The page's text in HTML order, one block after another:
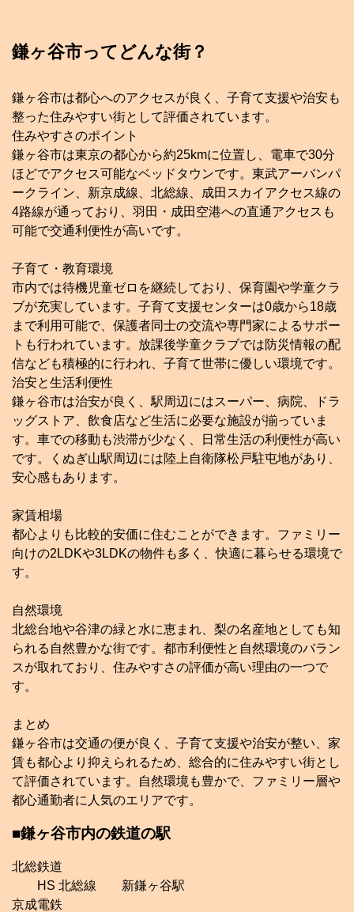
鎌ヶ谷市ってどんな街？
鎌ヶ谷市は都心へのアクセスが良く、子育て支援や治安も
整った住みやすい街として評価されています。
住みやすさのポイント
鎌ヶ谷市は東京の都心から約25kmに位置し、電車で30分
ほどでアクセス可能なベッドタウンです。東武アーバンパ
ークライン、新京成線、北総線、成田スカイアクセス線の
4路線が通っており、羽田・成田空港への直通アクセスも
可能で交通利便性が高いです。
子育て・教育環境
市内では待機児童ゼロを継続しており、保育園や学童クラ
ブが充実しています。子育て支援センターは0歳から18歳
まで利用可能で、保護者同士の交流や専門家によるサポー
トも行われています。放課後学童クラブでは防災情報の配
信なども積極的に行われ、子育て世帯に優しい環境です。
治安と生活利便性
鎌ヶ谷市は治安が良く、駅周辺にはスーパー、病院、ドラ
ッグストア、飲食店など生活に必要な施設が揃っていま
す。車での移動も渋滞が少なく、日常生活の利便性が高い
です。くぬぎ山駅周辺には陸上自衛隊松戸駐屯地があり、
安心感もあります。
家賃相場
都心よりも比較的安価に住むことができます。ファミリー
向けの2LDKや3LDKの物件も多く、快適に暮らせる環境で
す。
自然環境
北総台地や谷津の緑と水に恵まれ、梨の名産地としても知
られる自然豊かな街です。都市利便性と自然環境のバラン
スが取れており、住みやすさの評価が高い理由の一つで
す。
まとめ
鎌ヶ谷市は交通の便が良く、子育て支援や治安が整い、家
賃も都心より抑えられるため、総合的に住みやすい街とし
て評価されています。自然環境も豊かで、ファミリー層や
都心通勤者に人気のエリアです。
■鎌ヶ谷市内の鉄道の駅
北総鉄道
HS 北総線 新鎌ヶ谷駅
京成電鉄